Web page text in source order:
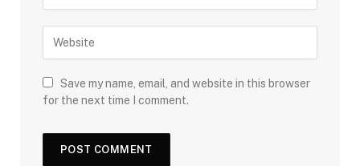
Save my name, email, and website in this browser
for the next time I comment.